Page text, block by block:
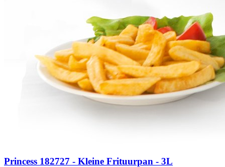
Princess 182727 - Kleine Frituurpan - 3L